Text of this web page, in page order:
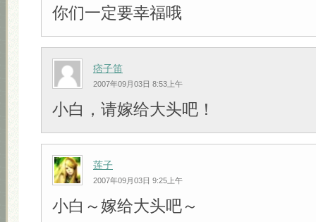
你们一定要幸福哦
痞子笛
2007年09月03日 8:53上午
小白，请嫁给大头吧！
莲子
2007年09月03日 9:25上午
小白～嫁给大头吧～